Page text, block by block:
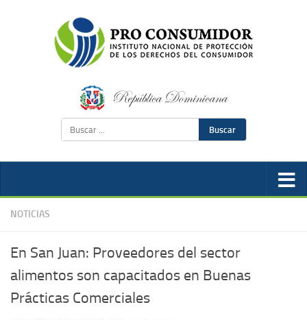
Buscar
NOTICIAS
En San Juan: Proveedores del sector
alimentos son capacitados en Buenas
Prácticas Comerciales